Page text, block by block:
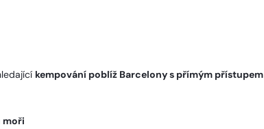
kempování poblíž Barcelony s přímým přístupem
moři